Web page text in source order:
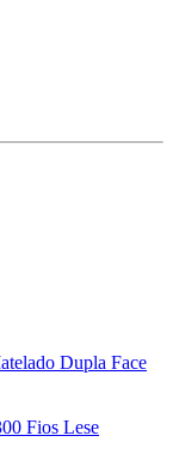
Dupla Face
Fios Lese